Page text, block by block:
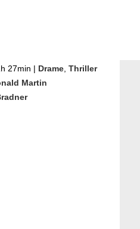
27min | Drame Thriller
Martin